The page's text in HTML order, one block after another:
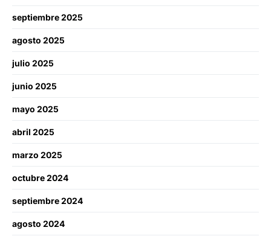
septiembre 2025
agosto 2025
julio 2025
junio 2025
mayo 2025
abril 2025
marzo 2025
octubre 2024
septiembre 2024
agosto 2024